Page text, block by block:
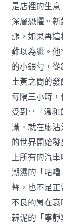
是店裡的生
深層恐懼。
漲，如果再
難以為繼。
的小銀勺，
土黃之間的發
每隔三小時
受到**「溫和
滿。就在廖
的世界開始
上所有的汽
潮濕的「咕
聲，也不是
不良的胃在
蒜泥的「寧